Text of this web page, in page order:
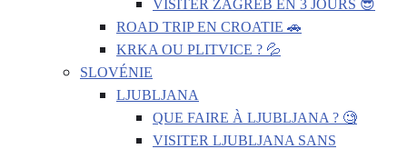
VISITER ZAGREB EN 3 JOURS 😎
ROAD TRIP EN CROATIE 🚗
KRKA OU PLITVICE ? 💦
SLOVÉNIE
LJUBLJANA
QUE FAIRE À LJUBLJANA ? 🧐
VISITER LJUBLJANA SANS